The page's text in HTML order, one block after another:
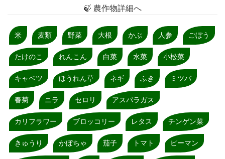
🍃 農作物詳細へ
米 麦類 野菜 大根 かぶ 人参 ごぼう
たけのこ れんこん 白菜 水菜 小松菜
キャベツ ほうれん草 ネギ ふき ミツバ
春菊 ニラ セロリ アスパラガス
カリフラワー ブロッコリー レタス チンゲン菜
きゅうり かぼちゃ 茄子 トマト ピーマン